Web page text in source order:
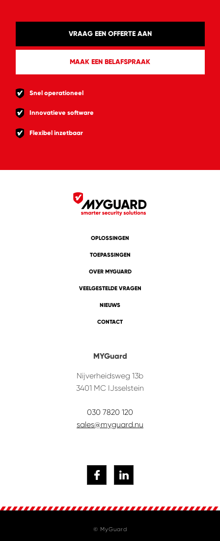
VRAAG EEN OFFERTE AAN
MAAK EEN BELAFSPRAAK
Snel operationeel
Innovatieve software
Flexibel inzetbaar
OPLOSSINGEN
TOEPASSINGEN
OVER MYGUARD
VEELGESTELDE VRAGEN
NIEUWS
CONTACT
MYGuard
Nijverheidsweg 13b
3401 MC IJsselstein
030 7820 120
sales@myguard.nu
© MyGuard